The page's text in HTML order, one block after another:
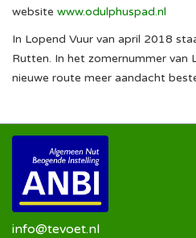
website www.odulphuspad.nl
In Lopend Vuur van april 2018
Rutten. In het zomernummer van
nieuwe route meer aandacht
info@tevoet.nl